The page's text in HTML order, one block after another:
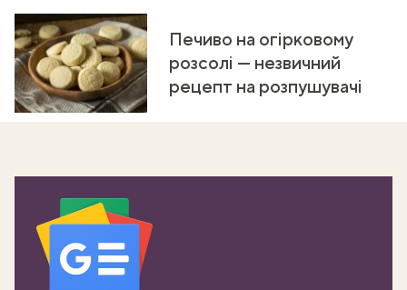
Печиво на огірковому
розсолі — незвичний
рецепт на розпушувачі